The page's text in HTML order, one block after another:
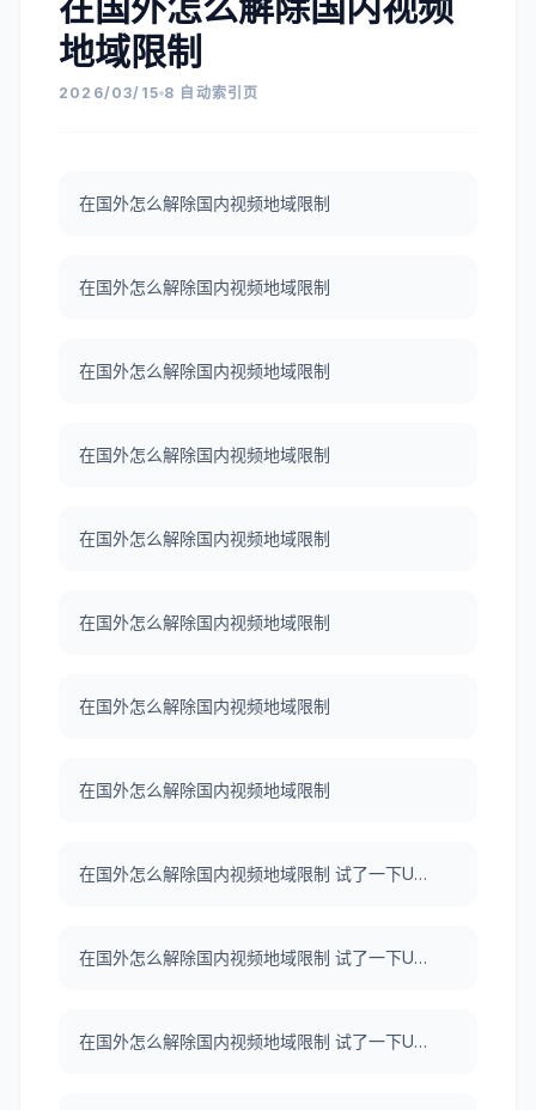
地域限制
2026/03/15 8 自动索引页
在国外怎么解除国内视频地域限制
在国外怎么解除国内视频地域限制
在国外怎么解除国内视频地域限制
在国外怎么解除国内视频地域限制
在国外怎么解除国内视频地域限制
在国外怎么解除国内视频地域限制
在国外怎么解除国内视频地域限制
在国外怎么解除国内视频地域限制
在国外怎么解除国内视频地域限制 试了一下UNBLOCKCN，真好用。
在国外怎么解除国内视频地域限制 试了一下UNBLOCKCN，真好用。
在国外怎么解除国内视频地域限制 试了一下UNBLOCKCN，真好用。